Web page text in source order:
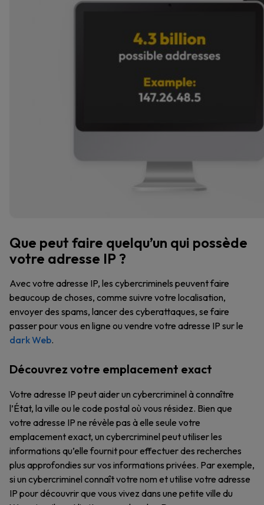
Que peut faire quelqu’un qui possède
votre adresse IP ?
Avec votre adresse IP, les cybercriminels peuvent faire
beaucoup de choses, comme suivre votre localisation,
envoyer des spams, lancer des cyberattaques, se faire
passer pour vous en ligne ou vendre votre adresse IP sur le
dark Web.
Découvrez votre emplacement exact
Votre adresse IP peut aider un cybercriminel à connaître
l’État, la ville ou le code postal où vous résidez. Bien que
votre adresse IP ne révèle pas à elle seule votre
emplacement exact, un cybercriminel peut utiliser les
informations qu’elle fournit pour effectuer des recherches
plus approfondies sur vos informations privées. Par exemple,
si un cybercriminel connaît votre nom et utilise votre adresse
IP pour découvrir que vous vivez dans une petite ville du